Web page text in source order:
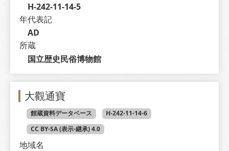
H-242-11-14-5
年代表記
AD
所蔵
国立歴史民俗博物館
大觀通寶
館蔵資料データベース
H-242-11-14-6
CC BY-SA (表示-継承) 4.0
地域名